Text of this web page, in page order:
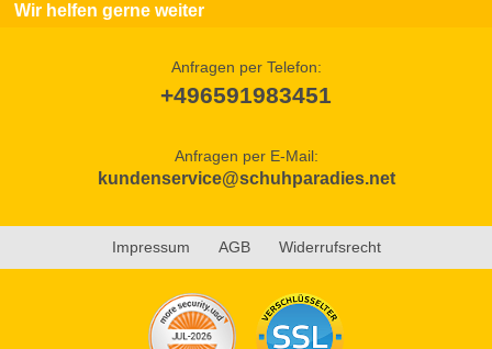
Wir helfen gerne weiter
Anfragen per Telefon:
+496591983451
Anfragen per E-Mail:
kundenservice@schuhparadies.net
Impressum AGB Widerrufsrecht